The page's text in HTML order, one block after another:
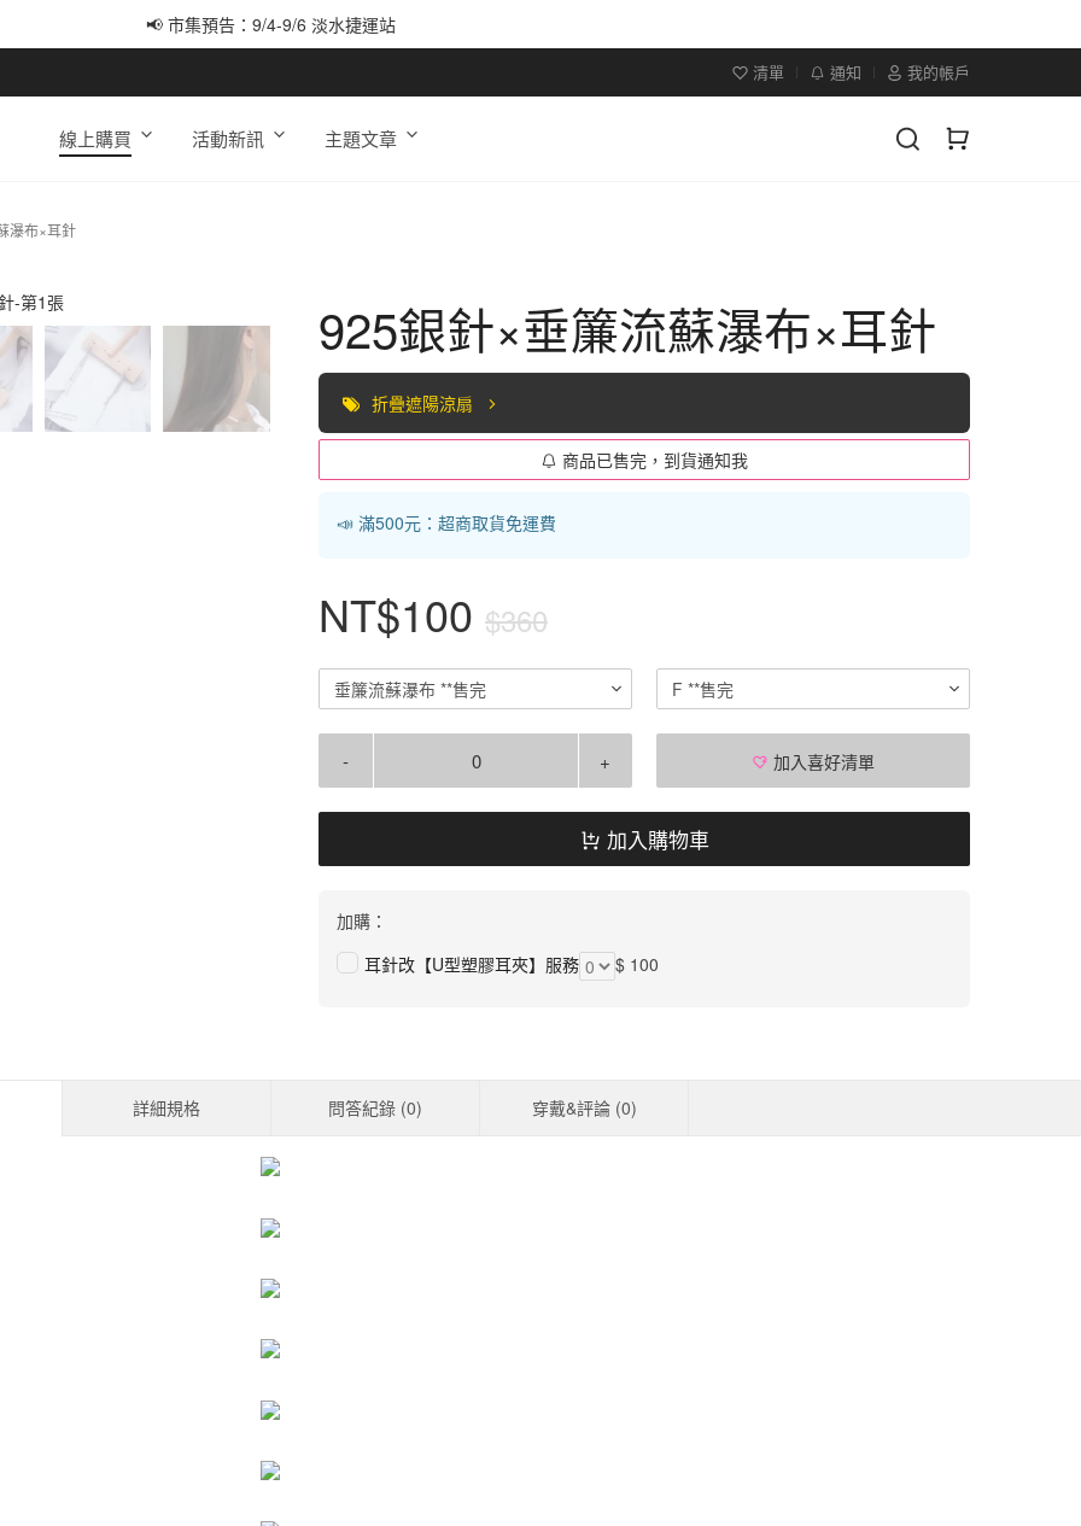
📢 市集預告：9/4-9/6 淡水捷運站
清單 通知 我的帳戶
線上購買 活動新訊 主題文章
瀑布×耳針
925銀針×垂簾流蘇瀑布×耳針
折疊遮陽涼扇
商品已售完，到貨通知我
📣 滿500元：超商取貨免運費
NT$100 $360
垂簾流蘇瀑布 **售完 F **售完
- + 加入喜好清單
加入購物車
加購：
耳針改【U型塑膠耳夾】服務
$ 100
詳細規格 問答紀錄 (0) 穿戴&評論 (0)